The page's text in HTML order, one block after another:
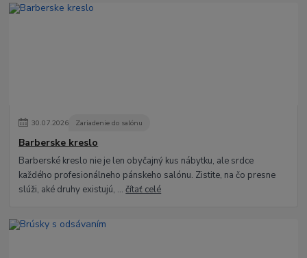
30.07.2026 Zariadenie do salónu
Barberske kreslo
Barberské kreslo nie je len obyčajný kus nábytku, ale srdce
každého profesionálneho pánskeho salónu. Zistite, na čo presne
slúži, aké druhy existujú, ...čítať celé